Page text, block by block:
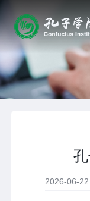
2026-06-